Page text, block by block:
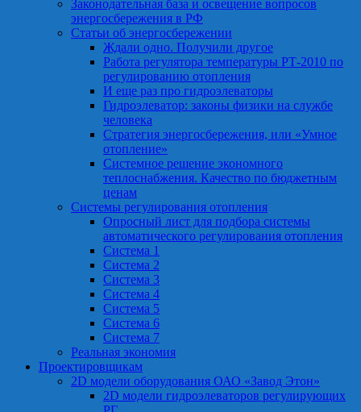
Законодательная база и освещение вопросов
энергосбережения в РФ
Статьи об энергосбережении
Ждали одно. Получили другое
Работа регулятора температуры РТ-2010 по
регулированию отопления
И еще раз про гидроэлеваторы
Гидроэлеватор: законы физики на службе
человека
Стратегия энергосбережения, или «Умное
отопление»
Системное решение экономного
теплоснабжения. Качество по бюджетным
ценам
Системы регулирования отопления
Опросный лист для подбора системы
автоматического регулирования отопления
Система 1
Система 2
Система 3
Система 4
Система 5
Система 6
Система 7
Реальная экономия
Проектировщикам
2D модели оборудования ОАО «Завод Этон»
2D модели гидроэлеваторов регулирующих